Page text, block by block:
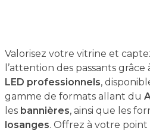
Valorisez votre vitrine et
l’attention des passants grâce
LED professionnels,
gamme de formats allant du
les bannières, ainsi que les
losanges. Offrez à votre